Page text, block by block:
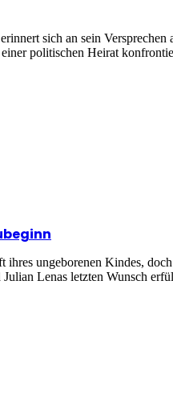
sich an sein
politischen Heirat
ungeborenen Kindes,
Lenas letzten Wunsch